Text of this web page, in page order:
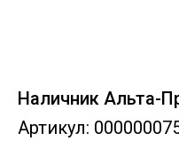
Наличник Альта-
Артикул: